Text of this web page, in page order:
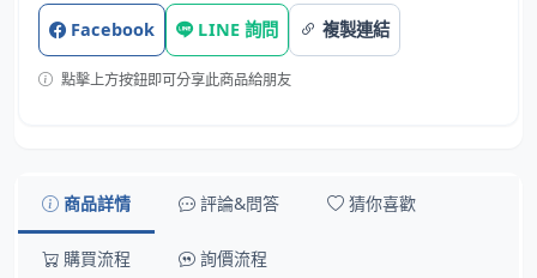
Facebook LINE 詢問 複製連結
點擊上方按鈕即可分享此商品給朋友
商品詳情 評論&問答 猜你喜歡
購買流程 詢價流程